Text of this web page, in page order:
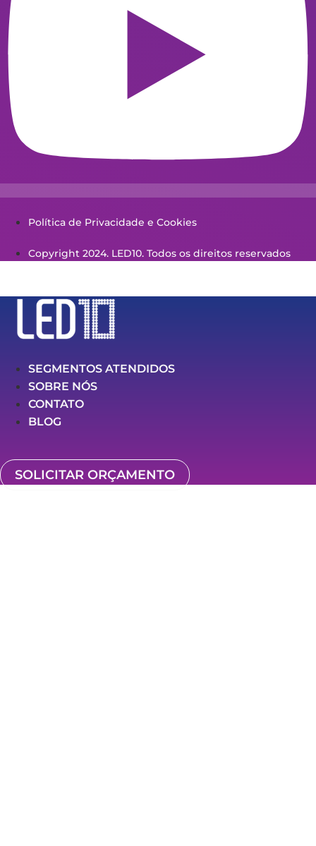
Política de Privacidade e Cookies
Copyright 2024. LED10. Todos os direitos reservados
SEGMENTOS ATENDIDOS
SOBRE NÓS
CONTATO
BLOG
SOLICITAR ORÇAMENTO